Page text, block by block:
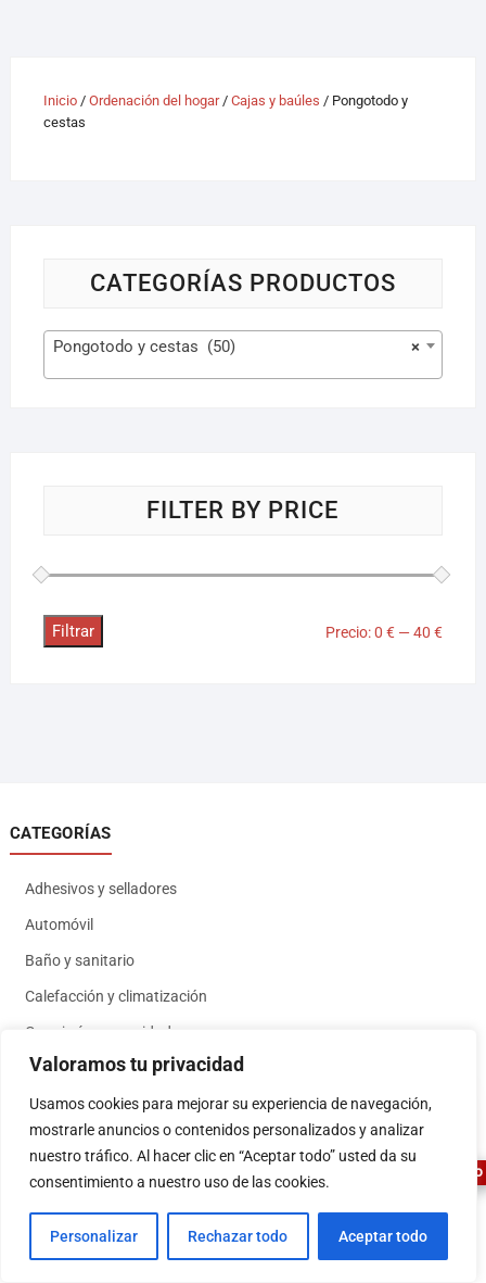
Valoramos tu privacidad
Usamos cookies para mejorar su experiencia de navegación,
mostrarle anuncios o contenidos personalizados y analizar
nuestro tráfico. Al hacer clic en “Aceptar todo” usted da su
consentimiento a nuestro uso de las cookies.
Personalizar Rechazar todo Aceptar todo
Inicio/ Ordenación del hogar/ Cajas y baúles / Pongotodo y
cestas
CATEGORÍAS PRODUCTOS
×
Pongotodo y cestas (50)
FILTER BY PRICE
Filtrar Precio:0 € —40 €
CATEGORÍAS
Adhesivos y selladores
Automóvil
Baño y sanitario
Calefacción y climatización
Cerrajería y seguridad
Cocinas
Cogeneración, nuevas energías alternativas
Construcción
Decoración
Droguería
Economato y consumibles cooperativa
ASESOR FERRETERO